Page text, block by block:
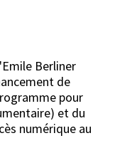
Berliner
de
pour
et du
numérique au